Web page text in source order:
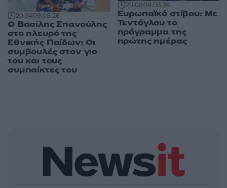
20:3409.08.26
Ο Βασίλης Σπανούλης
στο πλευρό της
Εθνικής Παίδων: Οι
συμβουλές στον γιο
του και τους
συμπαίκτες του
20:0809.08.26
Ευρωπαϊκό στίβου: Με
Τεντόγλου το
πρόγραμμα της
πρώτης ημέρας